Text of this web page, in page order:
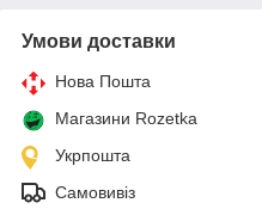
Умови доставки
Нова Пошта
Магазини Rozetka
Укрпошта
Самовивіз